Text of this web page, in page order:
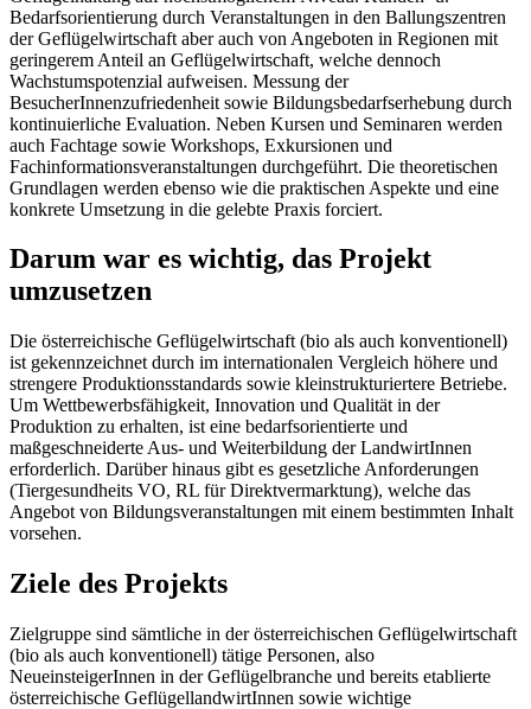
Bedarfsorientierung durch Veranstaltungen in den Ballungszentren
der Geflügelwirtschaft aber auch von Angeboten in Regionen mit
geringerem Anteil an Geflügelwirtschaft, welche dennoch
Wachstumspotenzial aufweisen. Messung der
BesucherInnenzufriedenheit sowie Bildungsbedarfserhebung durch
kontinuierliche Evaluation. Neben Kursen und Seminaren werden
auch Fachtage sowie Workshops, Exkursionen und
Fachinformationsveranstaltungen durchgeführt. Die theoretischen
Grundlagen werden ebenso wie die praktischen Aspekte und eine
konkrete Umsetzung in die gelebte Praxis forciert.
Darum war es wichtig, das Projekt
umzusetzen
Die österreichische Geflügelwirtschaft (bio als auch konventionell)
ist gekennzeichnet durch im internationalen Vergleich höhere und
strengere Produktionsstandards sowie kleinstrukturiertere Betriebe.
Um Wettbewerbsfähigkeit, Innovation und Qualität in der
Produktion zu erhalten, ist eine bedarfsorientierte und
maßgeschneiderte Aus- und Weiterbildung der LandwirtInnen
erforderlich. Darüber hinaus gibt es gesetzliche Anforderungen
(Tiergesundheits VO, RL für Direktvermarktung), welche das
Angebot von Bildungsveranstaltungen mit einem bestimmten Inhalt
vorsehen.
Ziele des Projekts
Zielgruppe sind sämtliche in der österreichischen Geflügelwirtschaft
(bio als auch konventionell) tätige Personen, also
NeueinsteigerInnen in der Geflügelbranche und bereits etablierte
österreichische GeflügellandwirtInnen sowie wichtige